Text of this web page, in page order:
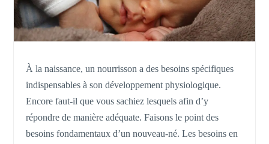
À la naissance, un nourrisson a des besoins spécifiques
indispensables à son développement physiologique.
Encore faut-il que vous sachiez lesquels afin d’y
répondre de manière adéquate. Faisons le point des
besoins fondamentaux d’un nouveau-né. Les besoins en